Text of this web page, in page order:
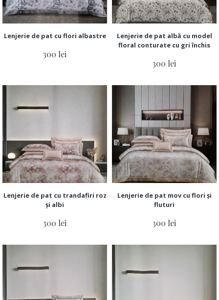
Lenjerie de pat cu flori albastre
300 lei
Lenjerie de pat albă cu model
floral conturate cu gri închis
300 lei
Lenjerie de pat cu trandafiri roz
și albi
300 lei
Lenjerie de pat mov cu flori și
fluturi
300 lei